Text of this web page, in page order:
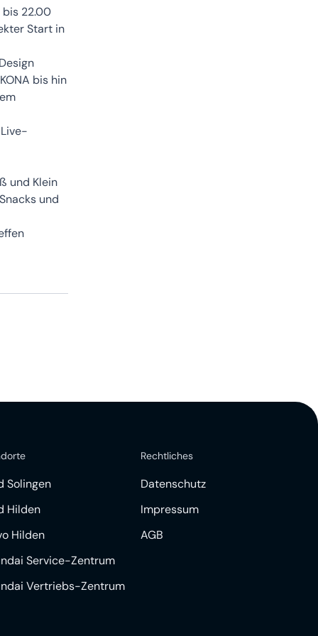
bis 22.00
Start in
bis hin
und Klein
und
Solingen
Hilden
Hilden
Service-Zentrum
Vertriebs-Zentrum
Rechtliches
Datenschutz
Impressum
AGB